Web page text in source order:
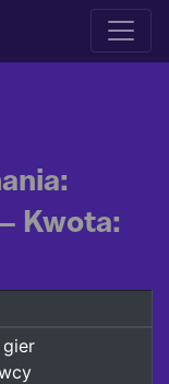
Kwota: